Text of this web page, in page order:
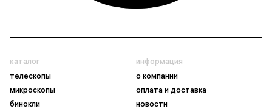
каталог
телескопы
микроскопы
бинокли
информация
о компании
оплата и доставка
новости